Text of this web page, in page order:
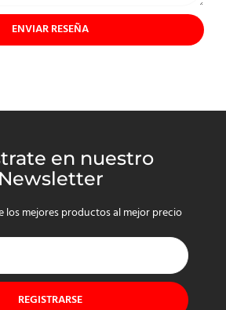
ENVIAR RESEÑA
en nuestro
Newsletter
los mejores productos al mejor precio
REGISTRARSE